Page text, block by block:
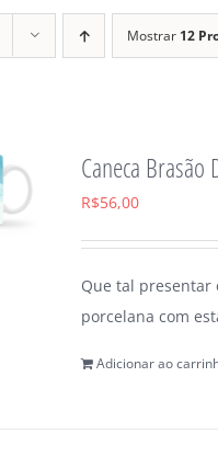
Mostrar 12
Caneca Brasão
R$56,00
Que tal presentar
porcelana com
Adicionar ao